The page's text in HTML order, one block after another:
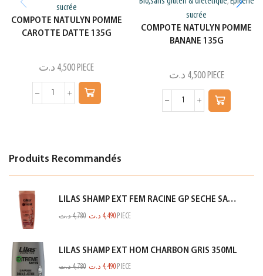
sucrée
COMPOTE NATULYN POMME
CAROTTE DATTE 135G
4,500 د.ت PIECE
sucrée
COMPOTE NATULYN POMME
BANANE 135G
4,500 د.ت PIECE
Produits Recommandés
LILAS SHAMP EXT FEM RACINE GP SECHE SAUMON 350ML
4,780د.ت 4,490 د.ت PIECE
LILAS SHAMP EXT HOM CHARBON GRIS 350ML
4,780د.ت 4,490 د.ت PIECE